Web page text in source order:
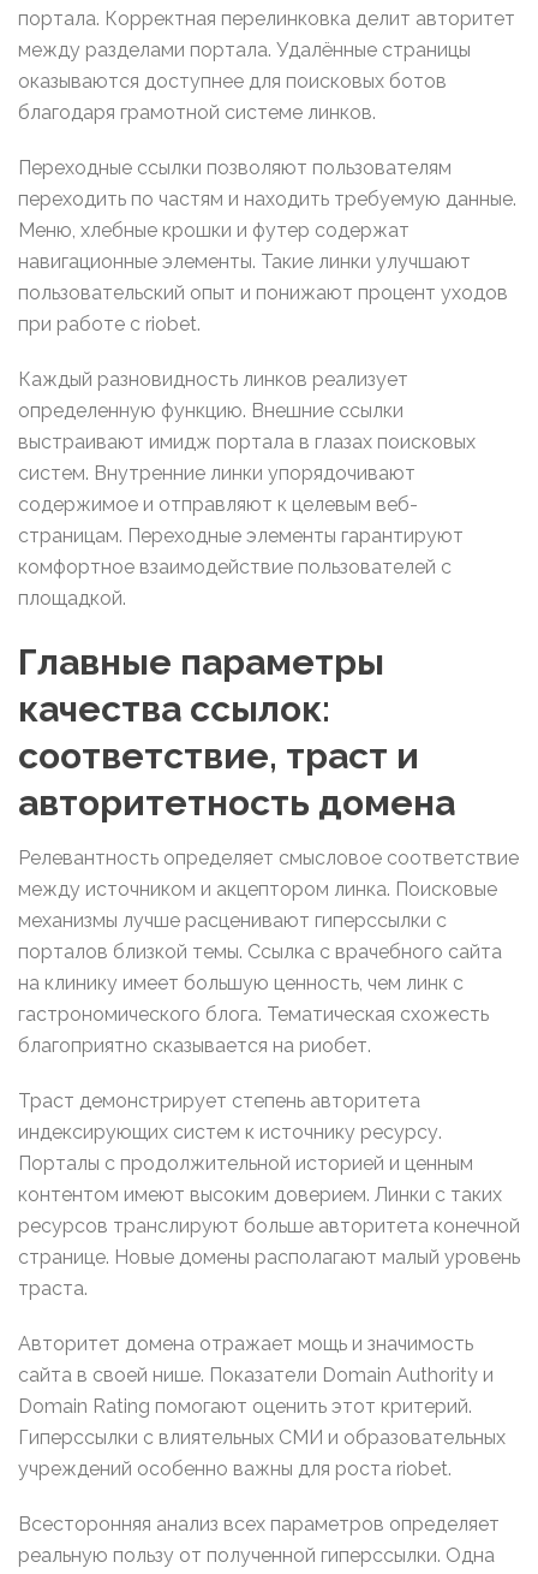
портала. Корректная перелинковка делит авторитет
между разделами портала. Удалённые страницы
оказываются доступнее для поисковых ботов
благодаря грамотной системе линков.
Переходные ссылки позволяют пользователям
переходить по частям и находить требуемую данные.
Меню, хлебные крошки и футер содержат
навигационные элементы. Такие линки улучшают
пользовательский опыт и понижают процент уходов
при работе с riobet.
Каждый разновидность линков реализует
определенную функцию. Внешние ссылки
выстраивают имидж портала в глазах поисковых
систем. Внутренние линки упорядочивают
содержимое и отправляют к целевым веб-
страницам. Переходные элементы гарантируют
комфортное взаимодействие пользователей с
площадкой.
Главные параметры
качества ссылок:
соответствие, траст и
авторитетность домена
Релевантность определяет смысловое соответствие
между источником и акцептором линка. Поисковые
механизмы лучше расценивают гиперссылки с
порталов близкой темы. Ссылка с врачебного сайта
на клинику имеет большую ценность, чем линк с
гастрономического блога. Тематическая схожесть
благоприятно сказывается на риобет.
Траст демонстрирует степень авторитета
индексирующих систем к источнику ресурсу.
Порталы с продолжительной историей и ценным
контентом имеют высоким доверием. Линки с таких
ресурсов транслируют больше авторитета конечной
странице. Новые домены располагают малый уровень
траста.
Авторитет домена отражает мощь и значимость
сайта в своей нише. Показатели Domain Authority и
Domain Rating помогают оценить этот критерий.
Гиперссылки с влиятельных СМИ и образовательных
учреждений особенно важны для роста riobet.
Всесторонняя анализ всех параметров определяет
реальную пользу от полученной гиперссылки. Одна